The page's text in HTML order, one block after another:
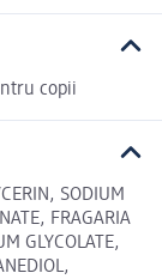
copii
SODIUM
FRAGARIA
GLYCOLATE,